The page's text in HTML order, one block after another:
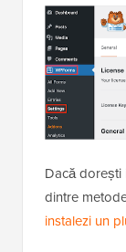
Dacă dorești
dintre
instalezi un